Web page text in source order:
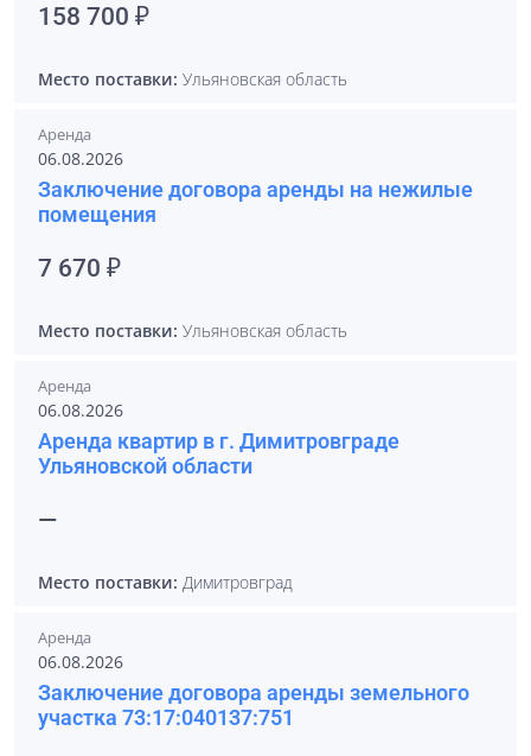
158 700 ₽
Место поставки: Ульяновская область
Аренда
06.08.2026
Заключение договора аренды на нежилые
помещения
7 670 ₽
Место поставки: Ульяновская область
Аренда
06.08.2026
Аренда квартир в г. Димитровграде
Ульяновской области
—
Место поставки: Димитровград
Аренда
06.08.2026
Заключение договора аренды земельного
участка 73:17:040137:751